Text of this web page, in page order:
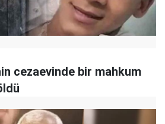
cezaevinde bir mahkum